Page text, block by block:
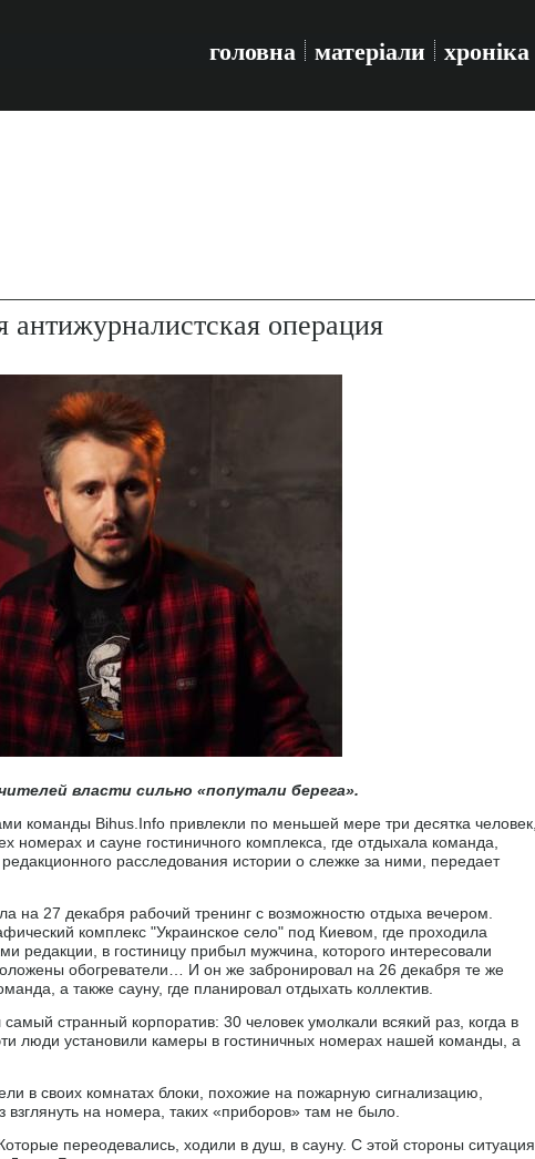
головна матеріали хроніка
операция
власти сильно «попутали берега».
команды Bihus.Info привлекли по меньшей мере три десятка человек,
номерах и сауне гостиничного комплекса, где отдыхала команда,
расследования истории о слежке за ними, передает
на 27 декабря рабочий тренинг с возможностю отдыха вечером.
комплекс "Украинское село" под Киевом, где проходила
редакции, в гостиницу прибыл мужчина, которого интересовали
обогреватели… И он же забронировал на 26 декабря те же
а также сауну, где планировал отдыхать коллектив.
странный корпоратив: 30 человек умолкали всякий раз, когда в
люди установили камеры в гостиничных номерах нашей команды, а
в своих комнатах блоки, похожие на пожарную сигнализацию,
на номера, таких «приборов» там не было.
переодевались, ходили в душ, в сауну. С этой стороны ситуация